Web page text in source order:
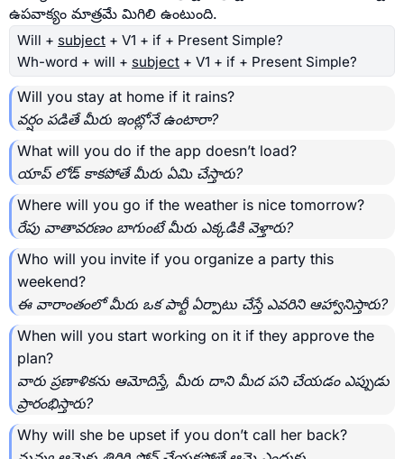
ఉపవాక్యం మాత్రమే మిగిలి ఉంటుంది.
Will + subject + V1 + if + Present Simple?
Wh-word + will + subject + V1 + if + Present Simple?
Will you stay at home if it rains?
వర్షం పడితే మీరు ఇంట్లోనే ఉంటారా?
What will you do if the app doesn’t load?
యాప్ లోడ్ కాకపోతే మీరు ఏమి చేస్తారు?
Where will you go if the weather is nice tomorrow?
రేపు వాతావరణం బాగుంటే మీరు ఎక్కడికి వెళ్తారు?
Who will you invite if you organize a party this
weekend?
ఈ వారాంతంలో మీరు ఒక పార్టీ ఏర్పాటు చేస్తే ఎవరిని ఆహ్వానిస్తారు?
When will you start working on it if they approve the
plan?
వారు ప్రణాళికను ఆమోదిస్తే, మీరు దాని మీద పని చేయడం ఎప్పుడు
ప్రారంభిస్తారు?
Why will she be upset if you don’t call her back?